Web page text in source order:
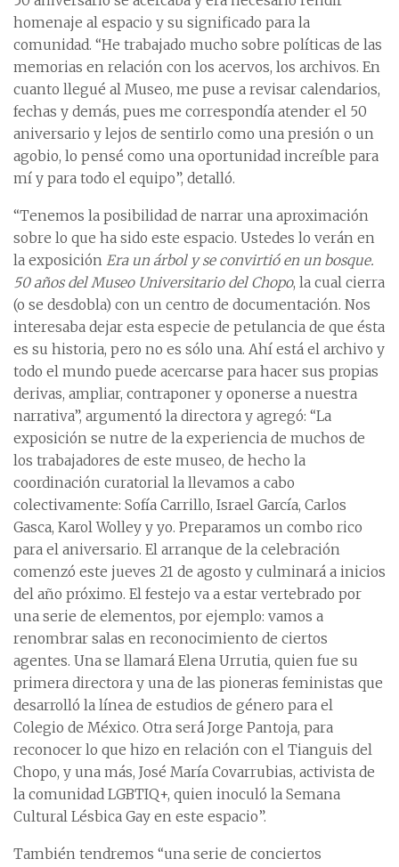
homenaje al espacio y su significado para la
comunidad. “He trabajado mucho sobre políticas de las
memorias en relación con los acervos, los archivos. En
cuanto llegué al Museo, me puse a revisar calendarios,
fechas y demás, pues me correspondía atender el 50
aniversario y lejos de sentirlo como una presión o un
agobio, lo pensé como una oportunidad increíble para
mí y para todo el equipo”, detalló.
“Tenemos la posibilidad de narrar una aproximación
sobre lo que ha sido este espacio. Ustedes lo verán en
la exposición Era un árbol y se convirtió en un bosque.
50 años del Museo Universitario del Chopo, la cual cierra
(o se desdobla) con un centro de documentación. Nos
interesaba dejar esta especie de petulancia de que ésta
es su historia, pero no es sólo una. Ahí está el archivo y
todo el mundo puede acercarse para hacer sus propias
derivas, ampliar, contraponer y oponerse a nuestra
narrativa”, argumentó la directora y agregó: “La
exposición se nutre de la experiencia de muchos de
los trabajadores de este museo, de hecho la
coordinación curatorial la llevamos a cabo
colectivamente: Sofía Carrillo, Israel García, Carlos
Gasca, Karol Wolley y yo. Preparamos un combo rico
para el aniversario. El arranque de la celebración
comenzó este jueves 21 de agosto y culminará a inicios
del año próximo. El festejo va a estar vertebrado por
una serie de elementos, por ejemplo: vamos a
renombrar salas en reconocimiento de ciertos
agentes. Una se llamará Elena Urrutia, quien fue su
primera directora y una de las pioneras feministas que
desarrolló la línea de estudios de género para el
Colegio de México. Otra será Jorge Pantoja, para
reconocer lo que hizo en relación con el Tianguis del
Chopo, y una más, José María Covarrubias, activista de
la comunidad LGBTIQ+, quien inoculó la Semana
Cultural Lésbica Gay en este espacio”.
También tendremos “una serie de conciertos